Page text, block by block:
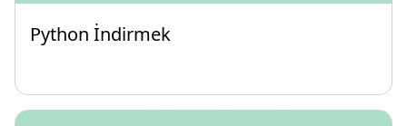
Python İndirmek